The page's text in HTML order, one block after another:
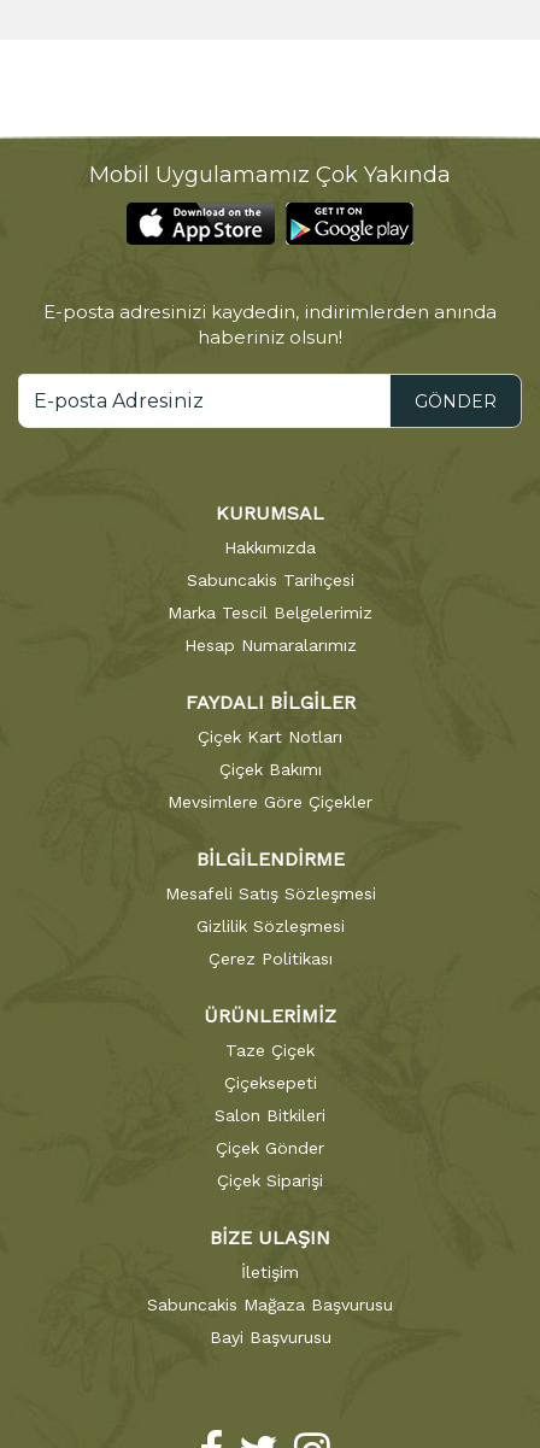
Mobil Uygulamamız Çok Yakında
E-posta adresinizi kaydedin, indirimlerden anında
haberiniz olsun!
GÖNDER
KURUMSAL
Hakkımızda
Sabuncakis Tarihçesi
Marka Tescil Belgelerimiz
Hesap Numaralarımız
FAYDALI BİLGİLER
Çiçek Kart Notları
Çiçek Bakımı
Mevsimlere Göre Çiçekler
BİLGİLENDİRME
Mesafeli Satış Sözleşmesi
Gizlilik Sözleşmesi
Çerez Politikası
ÜRÜNLERİMİZ
Taze Çiçek
Çiçeksepeti
Salon Bitkileri
Çiçek Gönder
Çiçek Siparişi
BİZE ULAŞIN
İletişim
Sabuncakis Mağaza Başvurusu
Bayi Başvurusu